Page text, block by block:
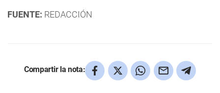
FUENTE: REDACCIÓN
Compartir la nota: